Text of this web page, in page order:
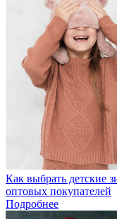
Как выбрать детские
оптовых покупателей
Подробнее